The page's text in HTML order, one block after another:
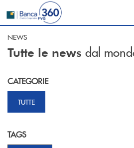
Salta al contenuto principale
NEWS
Tutte le news dal
CATEGORIE
TUTTE
TAGS